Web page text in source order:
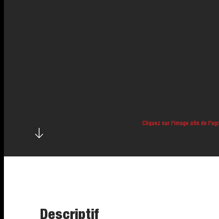
Cliquez sur l'image afin de
Descriptif